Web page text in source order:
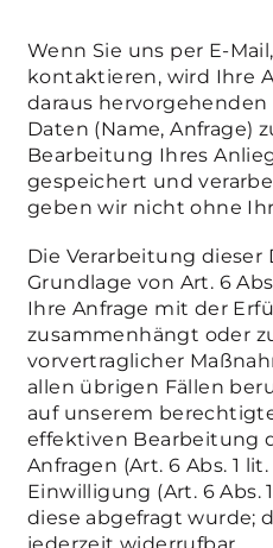
Wenn Sie uns per E-
kontaktieren, wird Ihre
daraus
Daten (Name, Anfrage)
Bearbeitung Ihres
gespeichert und
geben wir nicht ohne
Die Verarbeitung dieser
Grundlage von Art. 6
Ihre Anfrage mit der
zusammenhängt oder
vorvertraglicher
allen übrigen Fällen
auf unserem
effektiven Bearbeitung
Anfragen (Art. 6 Abs. 1
Einwilligung (Art. 6 Abs.
diese abgefragt wurde;